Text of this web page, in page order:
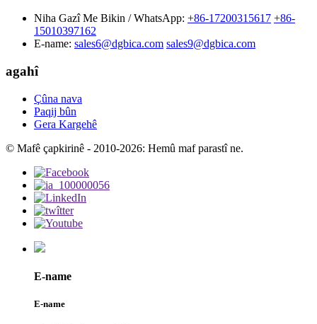
Niha Gazî Me Bikin / WhatsApp: +86-17200315617 +86-
15010397162
E-name: sales6@dgbica.com sales9@dgbica.com
agahî
Çûna nava
Paqij bûn
Gera Kargehê
© Mafê çapkirinê - 2010-2026: Hemû maf parastî ne.
E-name
E-name